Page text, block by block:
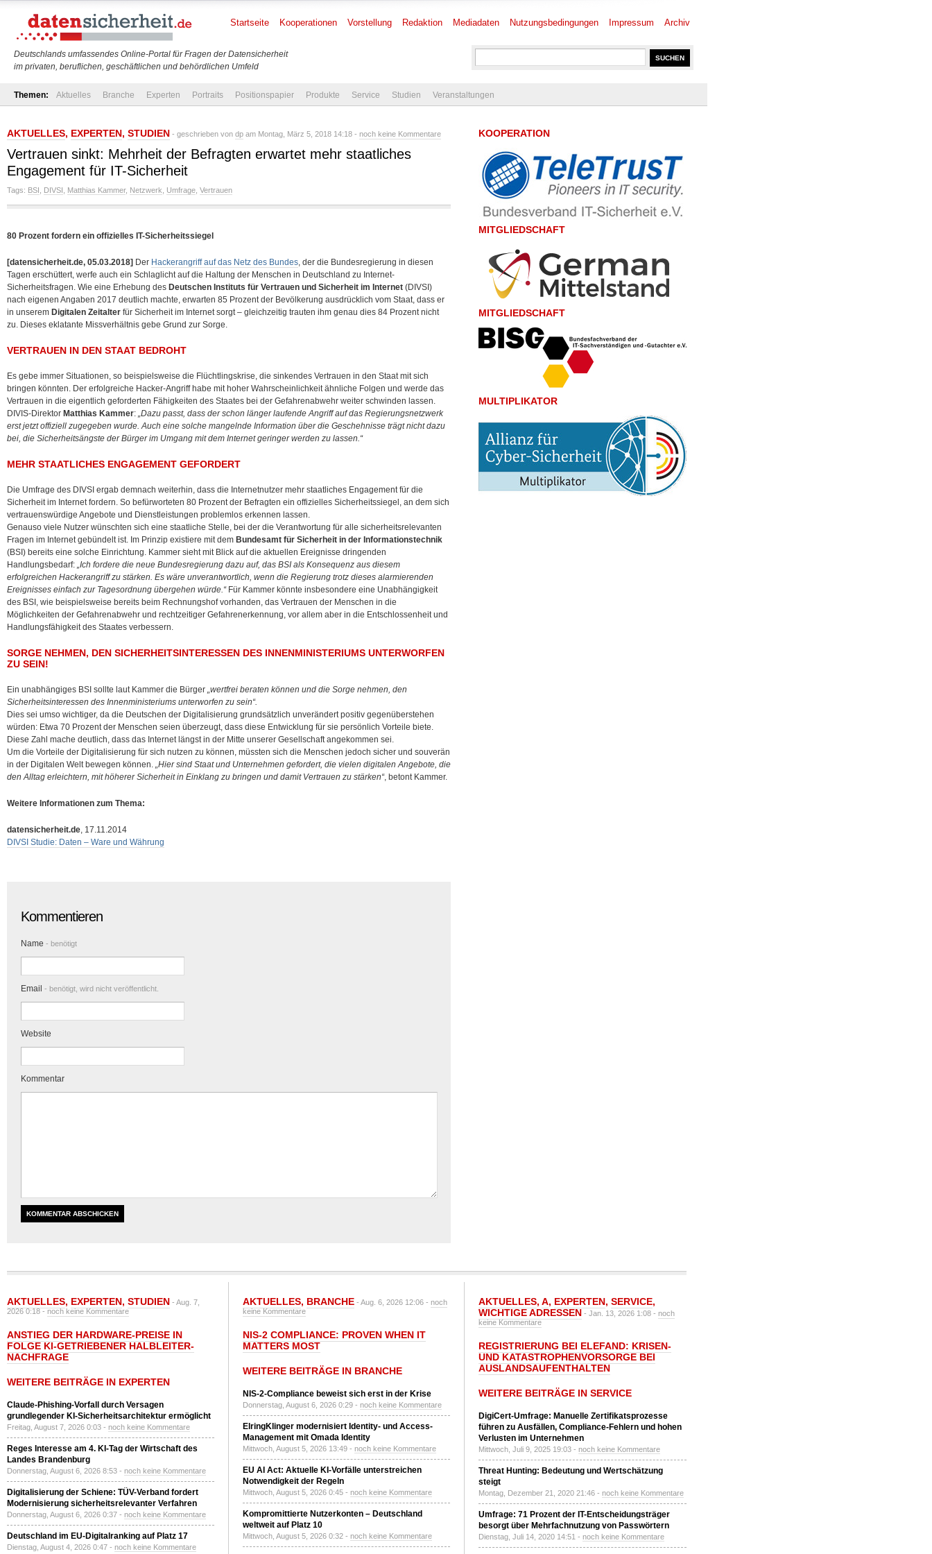
Deutschlands umfassendes Online-Portal für Fragen der Datensicherheit
im privaten, beruflichen, geschäftlichen und behördlichen Umfeld
Startseite Kooperationen Vorstellung Redaktion Mediadaten Nutzungsbedingungen Impressum Archiv
Themen: Aktuelles Branche Experten Portraits Positionspapier Produkte Service Studien Veranstaltungen
AKTUELLES, EXPERTEN, STUDIEN - geschrieben von dp am Montag, März 5, 2018 14:18 - noch keine Kommentare
Vertrauen sinkt: Mehrheit der Befragten erwartet mehr staatliches
Engagement für IT-Sicherheit
Tags: BSI DIVSI Matthias Kammer, Netzwerk Umfrage Vertrauen
80 Prozent fordern ein offizielles IT-Sicherheitssiegel
[datensicherheit.de, 05.03.2018] Der Hackerangriff auf das Netz des Bundes, der die Bundesregierung in diesen
Tagen erschüttert, werfe auch ein Schlaglicht auf die Haltung der Menschen in Deutschland zu Internet-
Sicherheitsfragen. Wie eine Erhebung des Deutschen Instituts für Vertrauen und Sicherheit im Internet (DIVSI)
nach eigenen Angaben 2017 deutlich machte, erwarten 85 Prozent der Bevölkerung ausdrücklich vom Staat, dass er
in unserem Digitalen Zeitalter für Sicherheit im Internet sorgt – gleichzeitig trauten ihm genau dies 84 Prozent nicht
zu. Dieses eklatante Missverhältnis gebe Grund zur Sorge.
VERTRAUEN IN DEN STAAT BEDROHT
Es gebe immer Situationen, so beispielsweise die Flüchtlingskrise, die sinkendes Vertrauen in den Staat mit sich
bringen könnten. Der erfolgreiche Hacker-Angriff habe mit hoher Wahrscheinlichkeit ähnliche Folgen und werde das
Vertrauen in die eigentlich geforderten Fähigkeiten des Staates bei der Gefahrenabwehr weiter schwinden lassen.
DIVIS-Direktor Matthias Kammer: „Dazu passt, dass der schon länger laufende Angriff auf das Regierungsnetzwerk
erst jetzt offiziell zugegeben wurde. Auch eine solche mangelnde Information über die Geschehnisse trägt nicht dazu
bei, die Sicherheitsängste der Bürger im Umgang mit dem Internet geringer werden zu lassen.“
MEHR STAATLICHES ENGAGEMENT GEFORDERT
Die Umfrage des DIVSI ergab demnach weiterhin, dass die Internetnutzer mehr staatliches Engagement für die
Sicherheit im Internet fordern. So befürworteten 80 Prozent der Befragten ein offizielles Sicherheitssiegel, an dem sich
vertrauenswürdige Angebote und Dienstleistungen problemlos erkennen lassen.
Genauso viele Nutzer wünschten sich eine staatliche Stelle, bei der die Verantwortung für alle sicherheitsrelevanten
Fragen im Internet gebündelt ist. Im Prinzip existiere mit dem Bundesamt für Sicherheit in der Informationstechnik
(BSI) bereits eine solche Einrichtung. Kammer sieht mit Blick auf die aktuellen Ereignisse dringenden
Handlungsbedarf: „Ich fordere die neue Bundesregierung dazu auf, das BSI als Konsequenz aus diesem
erfolgreichen Hackerangriff zu stärken. Es wäre unverantwortlich, wenn die Regierung trotz dieses alarmierenden
Ereignisses einfach zur Tagesordnung übergehen würde.“Für Kammer könnte insbesondere eine Unabhängigkeit
des BSI, wie beispielsweise bereits beim Rechnungshof vorhanden, das Vertrauen der Menschen in die
Möglichkeiten der Gefahrenabwehr und rechtzeitiger Gefahrenerkennung, vor allem aber in die Entschlossenheit und
Handlungsfähigkeit des Staates verbessern.
SORGE NEHMEN, DEN SICHERHEITSINTERESSEN DES INNENMINISTERIUMS UNTERWORFEN
ZU SEIN!
Ein unabhängiges BSI sollte laut Kammer die Bürger „wertfrei beraten können und die Sorge nehmen, den
Sicherheitsinteressen des Innenministeriums unterworfen zu sein“.
Dies sei umso wichtiger, da die Deutschen der Digitalisierung grundsätzlich unverändert positiv gegenüberstehen
würden: Etwa 70 Prozent der Menschen seien überzeugt, dass diese Entwicklung für sie persönlich Vorteile biete.
Diese Zahl mache deutlich, dass das Internet längst in der Mitte unserer Gesellschaft angekommen sei.
Um die Vorteile der Digitalisierung für sich nutzen zu können, müssten sich die Menschen jedoch sicher und souverän
in der Digitalen Welt bewegen können. „Hier sind Staat und Unternehmen gefordert, die vielen digitalen Angebote, die
den Alltag erleichtern, mit höherer Sicherheit in Einklang zu bringen und damit Vertrauen zu stärken“, betont Kammer.
Weitere Informationen zum Thema:
datensicherheit.de, 17.11.2014
DIVSI Studie: Daten – Ware und Währung
Kommentieren
Name - benötigt
Email - benötigt, wird nicht veröffentlicht.
Website
Kommentar
KOOPERATION
MITGLIEDSCHAFT
MITGLIEDSCHAFT
MULTIPLIKATOR
AKTUELLES, EXPERTEN, STUDIEN - Aug. 7,
2026 0:18 -noch keine Kommentare
ANSTIEG DER HARDWARE-PREISE IN
FOLGE KI-GETRIEBENER HALBLEITER-
NACHFRAGE
WEITERE BEITRÄGE IN EXPERTEN
Claude-Phishing-Vorfall durch Versagen
grundlegender KI-Sicherheitsarchitektur ermöglicht
Freitag, August 7, 2026 0:03 - noch keine Kommentare
Reges Interesse am 4. KI-Tag der Wirtschaft des
Landes Brandenburg
Donnerstag, August 6, 2026 8:53 - noch keine Kommentare
Digitalisierung der Schiene: TÜV-Verband fordert
Modernisierung sicherheitsrelevanter Verfahren
Donnerstag, August 6, 2026 0:37 - noch keine Kommentare
Deutschland im EU-Digitalranking auf Platz 17
Dienstag, August 4, 2026 0:47 - noch keine Kommentare
AKTUELLES, BRANCHE - Aug. 6, 2026 12:06 - noch
keine Kommentare
NIS-2 COMPLIANCE: PROVEN WHEN IT
MATTERS MOST
WEITERE BEITRÄGE IN BRANCHE
NIS-2-Compliance beweist sich erst in der Krise
Donnerstag, August 6, 2026 0:29 - noch keine Kommentare
ElringKlinger modernisiert Identity- und Access-
Management mit Omada Identity
Mittwoch, August 5, 2026 13:49 - noch keine Kommentare
EU AI Act: Aktuelle KI-Vorfälle unterstreichen
Notwendigkeit der Regeln
Mittwoch, August 5, 2026 0:45 - noch keine Kommentare
Kompromittierte Nutzerkonten – Deutschland
weltweit auf Platz 10
Mittwoch, August 5, 2026 0:32 - noch keine Kommentare
AKTUELLES, A, EXPERTEN, SERVICE,
WICHTIGE ADRESSEN - Jan. 13, 2026 1:08 - noch
keine Kommentare
REGISTRIERUNG BEI ELEFAND: KRISEN-
UND KATASTROPHENVORSORGE BEI
AUSLANDSAUFENTHALTEN
WEITERE BEITRÄGE IN SERVICE
DigiCert-Umfrage: Manuelle Zertifikatsprozesse
führen zu Ausfällen, Compliance-Fehlern und hohen
Verlusten im Unternehmen
Mittwoch, Juli 9, 2025 19:03 - noch keine Kommentare
Threat Hunting: Bedeutung und Wertschätzung
steigt
Montag, Dezember 21, 2020 21:46 - noch keine Kommentare
Umfrage: 71 Prozent der IT-Entscheidungsträger
besorgt über Mehrfachnutzung von Passwörtern
Dienstag, Juli 14, 2020 14:51 - noch keine Kommentare